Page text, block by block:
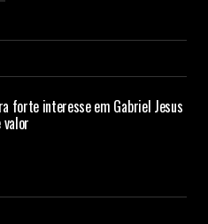
forte interesse em Gabriel Jesus